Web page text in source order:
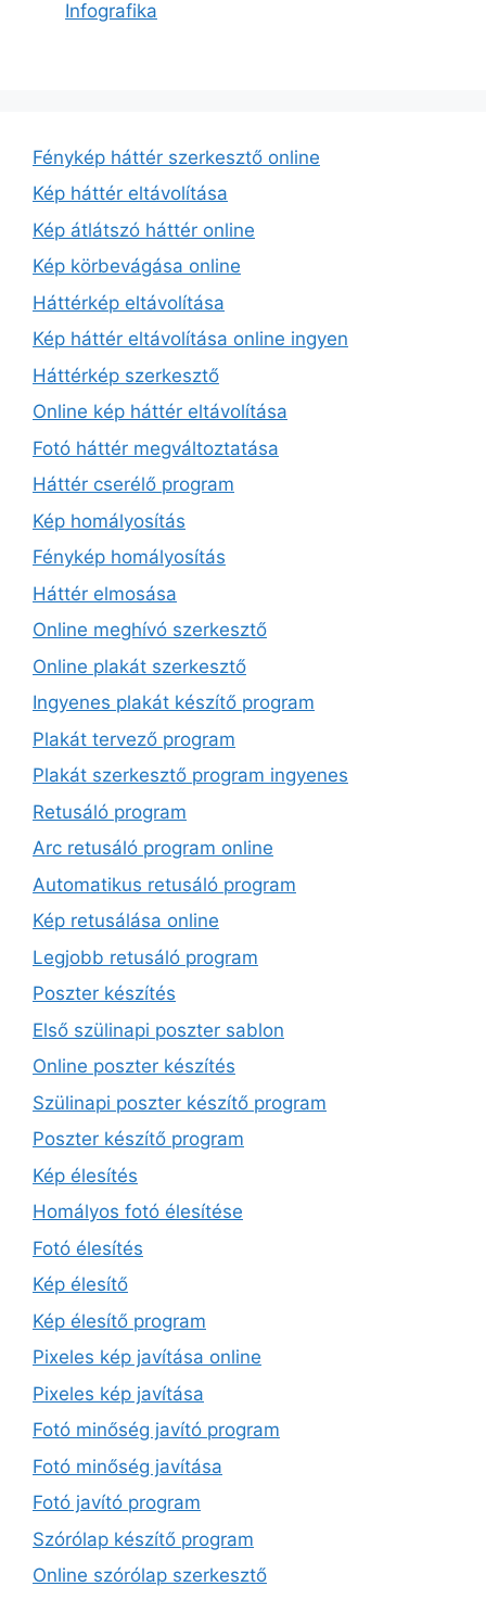
Infografika
Fénykép háttér szerkesztő online
Kép háttér eltávolítása
Kép átlátszó háttér online
Kép körbevágása online
Háttérkép eltávolítása
Kép háttér eltávolítása online ingyen
Háttérkép szerkesztő
Online kép háttér eltávolítása
Fotó háttér megváltoztatása
Háttér cserélő program
Kép homályosítás
Fénykép homályosítás
Háttér elmosása
Online meghívó szerkesztő
Online plakát szerkesztő
Ingyenes plakát készítő program
Plakát tervező program
Plakát szerkesztő program ingyenes
Retusáló program
Arc retusáló program online
Automatikus retusáló program
Kép retusálása online
Legjobb retusáló program
Poszter készítés
Első szülinapi poszter sablon
Online poszter készítés
Szülinapi poszter készítő program
Poszter készítő program
Kép élesítés
Homályos fotó élesítése
Fotó élesítés
Kép élesítő
Kép élesítő program
Pixeles kép javítása online
Pixeles kép javítása
Fotó minőség javító program
Fotó minőség javítása
Fotó javító program
Szórólap készítő program
Online szórólap szerkesztő